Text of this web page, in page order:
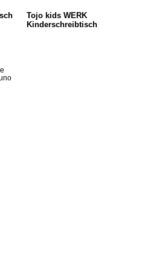
Tojo kids WERK
Kinderschreibtisch